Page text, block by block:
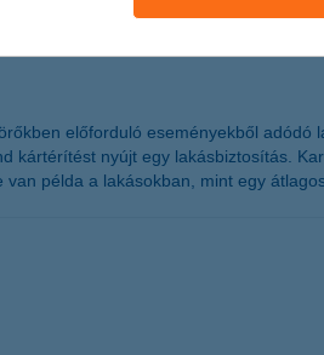
előforduló eseményekből adódó
nyújt egy lakásbiztosítás.
példa a lakásokban, mint egy